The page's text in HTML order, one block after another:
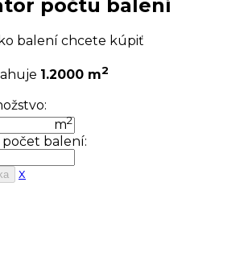
počtu balení
balení chcete kúpiť
1.2000 m2
m2
balení:
x